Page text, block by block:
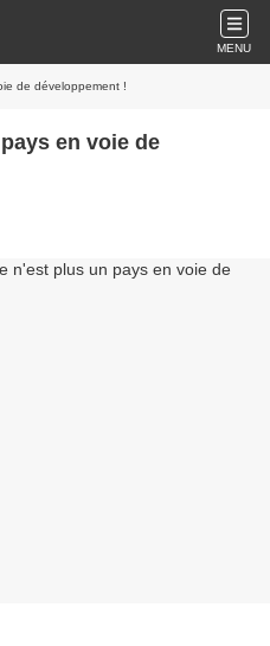
MENU
de développement !
en voie de